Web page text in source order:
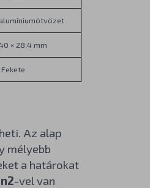
× 28,4 mm
Fekete
Az alap
mélyebb
a határokat
-vel van